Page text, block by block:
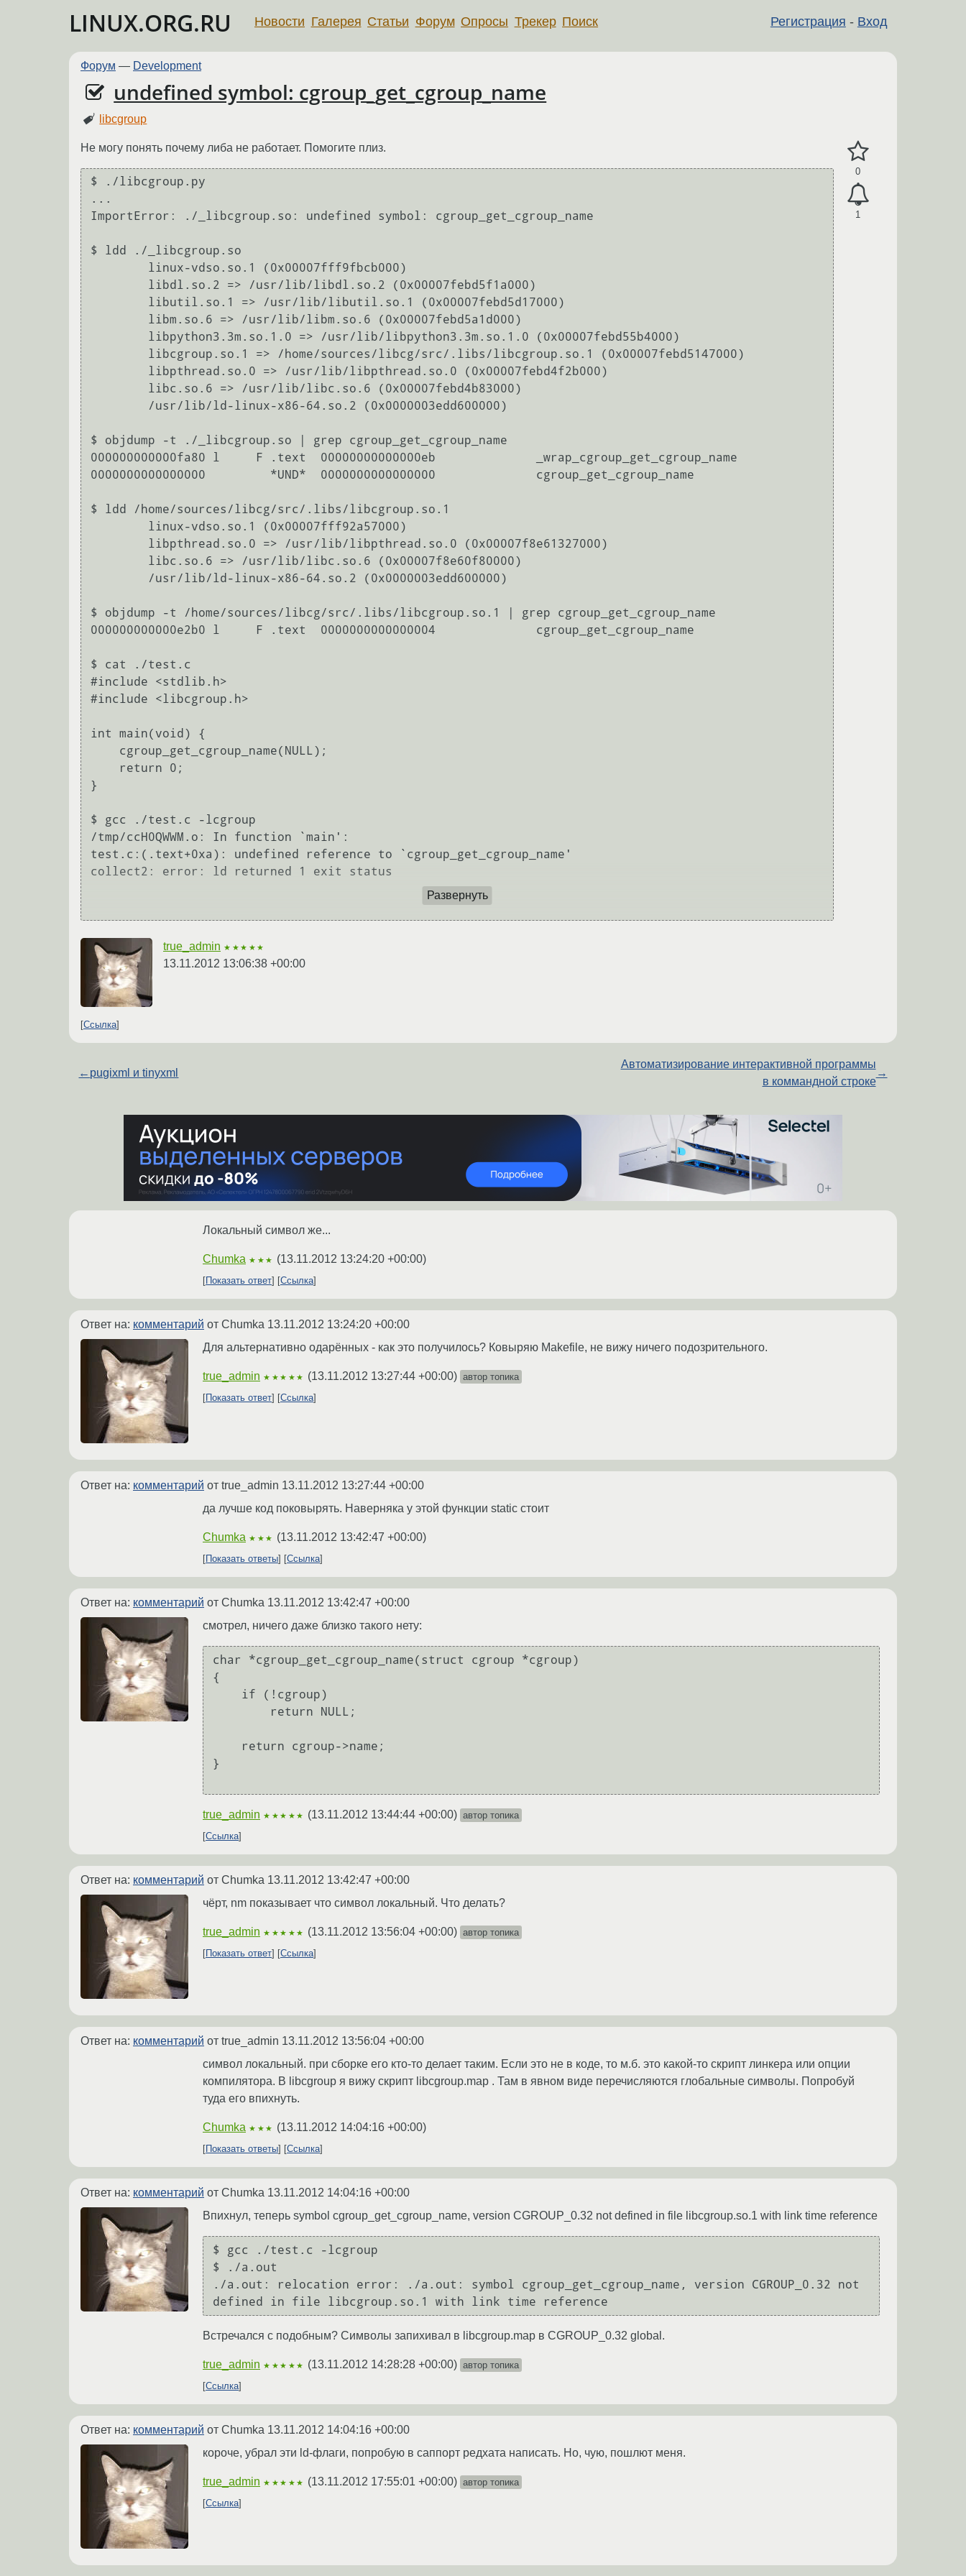
LINUX.ORG.RU Регистрация - Вход
Новости Галерея Статьи Форум Опросы Трекер Поиск
Форум — Development
undefined symbol: cgroup_get_cgroup_name
libcgroup
0
1
Не могу понять почему либа не работает. Помогите плиз.
$ ./libcgroup.py
...
ImportError: ./_libcgroup.so: undefined symbol: cgroup_get_cgroup_name
$ ldd ./_libcgroup.so
$ objdump -t ./_libcgroup.so | grep cgroup_get_cgroup_name
000000000000fa80 l     F .text  00000000000000eb              _wrap_cgroup_get_cgroup_name
0000000000000000         *UND*  0000000000000000              cgroup_get_cgroup_name
$ ldd /home/sources/libcg/src/.libs/libcgroup.so.1
$ objdump -t /home/sources/libcg/src/.libs/libcgroup.so.1 | grep cgroup_get_cgroup_name
000000000000e2b0 l     F .text  0000000000000004              cgroup_get_cgroup_name
$ cat ./test.c
#include <stdlib.h>
#include <libcgroup.h>
int main(void) {
}
$ gcc ./test.c -lcgroup
/tmp/ccH0QWWM.o: In function `main':
test.c:(.text+0xa): undefined reference to `cgroup_get_cgroup_name'
collect2: error: ld returned 1 exit status
Развернуть
true_admin ★★★★★
13.11.2012 13:06:38 +00:00
Ссылка
← pugixml и tinyxml
Автоматизирование интерактивной программы
в коммандной строке
→
Локальный символ же...
Chumka ★★★ (13.11.2012 13:24:20 +00:00)
Показать ответ Ссылка
Ответ на: комментарий от Chumka 13.11.2012 13:24:20 +00:00
Для альтернативно одарённых - как это получилось? Ковыряю Makefile, не вижу ничего подозрительного.
true_admin ★★★★★ (13.11.2012 13:27:44 +00:00) автор топика
Показать ответ
Ссылка
Ответ на: комментарий от true_admin 13.11.2012 13:27:44 +00:00
да лучше код поковырять. Наверняка у этой функции static стоит
Chumka ★★★ (13.11.2012 13:42:47 +00:00)
Показать ответы Ссылка
Ответ на: комментарий от Chumka 13.11.2012 13:42:47 +00:00
смотрел, ничего даже близко такого нету:
char *cgroup_get_cgroup_name(struct cgroup *cgroup)
{
}
true_admin ★★★★★ (13.11.2012 13:44:44 +00:00) автор топика
Ссылка
Ответ на: комментарий от Chumka 13.11.2012 13:42:47 +00:00
чёрт, nm показывает что символ локальный. Что делать?
true_admin ★★★★★ (13.11.2012 13:56:04 +00:00) автор топика
Показать ответ
Ссылка
Ответ на: комментарий от true_admin 13.11.2012 13:56:04 +00:00
символ локальный. при сборке его кто-то делает таким. Если это не в коде, то м.б. это какой-то скрипт линкера или опции
компилятора. В libcgroup я вижу скрипт libcgroup.map . Там в явном виде перечисляются глобальные символы. Попробуй
туда его впихнуть.
Chumka ★★★ (13.11.2012 14:04:16 +00:00)
Показать ответы Ссылка
Ответ на: комментарий от Chumka 13.11.2012 14:04:16 +00:00
Впихнул, теперь symbol cgroup_get_cgroup_name, version CGROUP_0.32 not defined in file libcgroup.so.1 with link time reference
$ gcc ./test.c -lcgroup
$ ./a.out
./a.out: relocation error: ./a.out: symbol cgroup_get_cgroup_name, version CGROUP_0.32 not
Встречался с подобным? Символы запихивал в libcgroup.map в CGROUP_0.32 global.
true_admin ★★★★★ (13.11.2012 14:28:28 +00:00) автор топика
Ссылка
Ответ на: комментарий от Chumka 13.11.2012 14:04:16 +00:00
короче, убрал эти ld-флаги, попробую в саппорт редхата написать. Но, чую, пошлют меня.
true_admin ★★★★★ (13.11.2012 17:55:01 +00:00) автор топика
Ссылка